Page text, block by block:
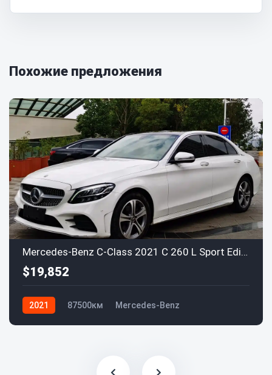
Похожие предложения
Mercedes-Benz C-Class 2021 C 260 L Sport Edition
$19,852
2021 87500км Mercedes-Benz